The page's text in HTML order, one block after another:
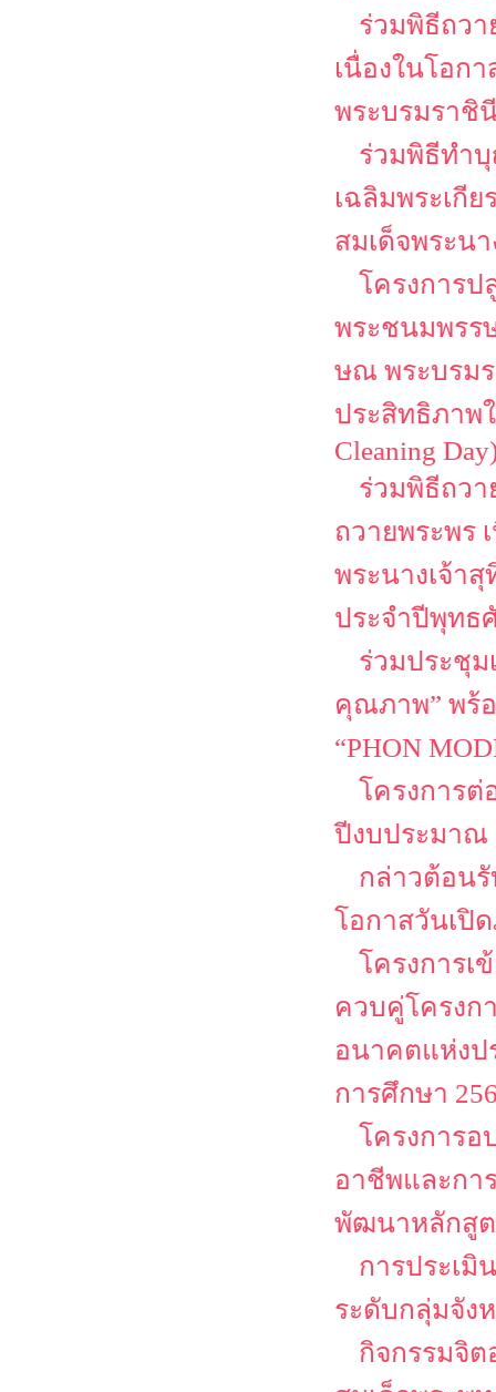
ร่วมพิธีถว
เนื่องในโอก
พระบรมราชิ
ร่วมพิธีทำ
เฉลิมพระเกี
สมเด็จพระน
โครงการป
พระชนมพรร
ษณ พระบรม
ประสิทธิภาพ
Cleaning
ร่วมพิธีถวา
ถวายพระพร
พระนางเจ้า
ประจำปีพุทธ
ร่วมประชุม
คุณภาพ” พร้
“PHON
โครงการ
ปีงบประมาณ
กล่าวต้อน
โอกาสวันเปิ
โครงการเ
ควบคู่โครงก
อนาคตแห่งป
การศึกษา
โครงการ
อาชีพและกา
พัฒนาหลักสูต
การประเมิ
ระดับกลุ่มจัง
กิจกรรมจิต